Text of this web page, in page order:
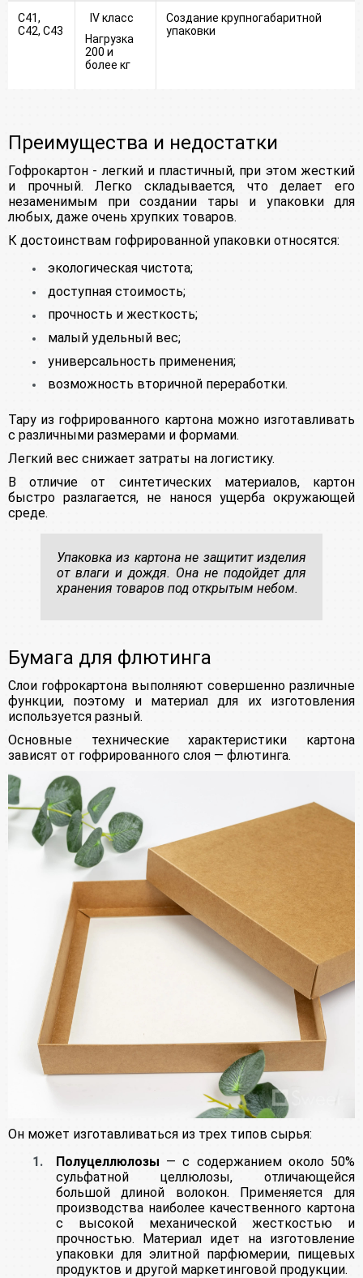
С41,
С42, С43
IV класс
Нагрузка
200 и
более кг
Создание крупногабаритной
упаковки
Преимущества и недостатки
Гофрокартон - легкий и пластичный, при этом жесткий
и прочный. Легко складывается, что делает его
незаменимым при создании тары и упаковки для
любых, даже очень хрупких товаров.
К достоинствам гофрированной упаковки относятся:
экологическая чистота;
доступная стоимость;
прочность и жесткость;
малый удельный вес;
универсальность применения;
возможность вторичной переработки.
Тару из гофрированного картона можно изготавливать
с различными размерами и формами.
Легкий вес снижает затраты на логистику.
В отличие от синтетических материалов, картон
быстро разлагается, не нанося ущерба окружающей
среде.
Упаковка из картона не защитит изделия
от влаги и дождя. Она не подойдет для
хранения товаров под открытым небом.
Бумага для флютинга
Слои гофрокартона выполняют совершенно различные
функции, поэтому и материал для их изготовления
используется разный.
Основные технические характеристики картона
зависят от гофрированного слоя — флютинга.
Он может изготавливаться из трех типов сырья:
Полуцеллюлозы — с содержанием около 50%
сульфатной целлюлозы, отличающейся
большой длиной волокон. Применяется для
производства наиболее качественного картона
с высокой механической жесткостью и
прочностью. Материал идет на изготовление
упаковки для элитной парфюмерии, пищевых
продуктов и другой маркетинговой продукции.